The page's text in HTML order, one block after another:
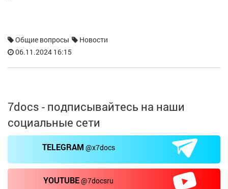
Общие вопросы
Новости
06.11.2024 16:15
7docs - подписывайтесь на наши
социальные сети
TELEGRAM @x7docs
YOUTUBE@7docsru